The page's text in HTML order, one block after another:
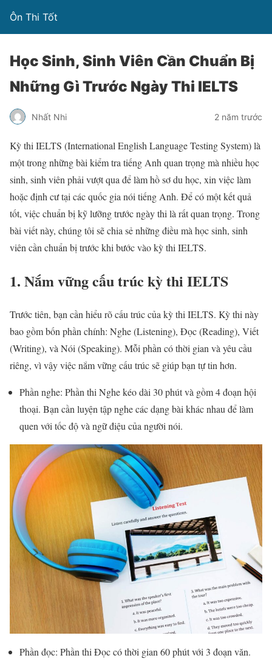
Ôn Thi Tốt
Học Sinh, Sinh Viên Cần Chuẩn Bị
Những Gì Trước Ngày Thi IELTS
Nhất Nhi 2 năm trước
Kỳ thi IELTS (International English Language Testing System) là
một trong những bài kiểm tra tiếng Anh quan trọng mà nhiều học
sinh, sinh viên phải vượt qua để làm hồ sơ du học, xin việc làm
hoặc định cư tại các quốc gia nói tiếng Anh. Để có một kết quả
tốt, việc chuẩn bị kỹ lưỡng trước ngày thi là rất quan trọng. Trong
bài viết này, chúng tôi sẽ chia sẻ những điều mà học sinh, sinh
viên cần chuẩn bị trước khi bước vào kỳ thi IELTS.
1. Nắm vững cấu trúc kỳ thi IELTS
Trước tiên, bạn cần hiểu rõ cấu trúc của kỳ thi IELTS. Kỳ thi này
bao gồm bốn phần chính: Nghe (Listening), Đọc (Reading), Viết
(Writing), và Nói (Speaking). Mỗi phần có thời gian và yêu cầu
riêng, vì vậy việc nắm vững cấu trúc sẽ giúp bạn tự tin hơn.
Phần nghe: Phần thi Nghe kéo dài 30 phút và gồm 4 đoạn hội
thoại. Bạn cần luyện tập nghe các dạng bài khác nhau để làm
quen với tốc độ và ngữ điệu của người nói.
Phần đọc: Phần thi Đọc có thời gian 60 phút với 3 đoạn văn.